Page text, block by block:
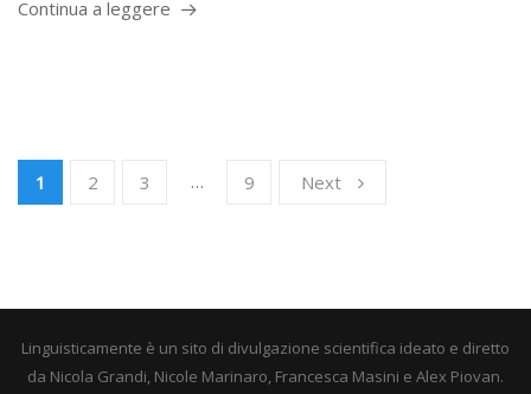
Continua a leggere
1 2 3 … 9 Next
Linguisticamente è un sito di divulgazione scientifica ideato e diretto
da Nicola Grandi, Nicole Marinaro, Francesca Masini e Alex Piovan.